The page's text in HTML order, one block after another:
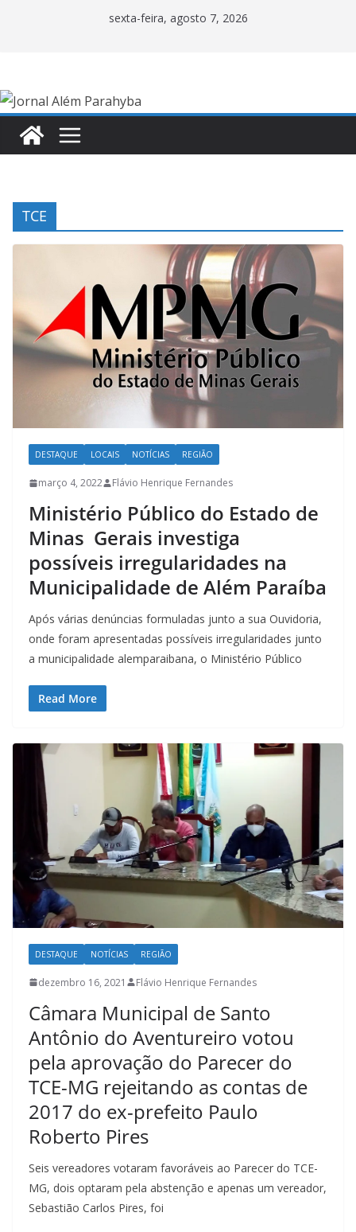
sexta-feira, agosto 7, 2026
TCE
DESTAQUE LOCAIS NOTÍCIAS REGIÃO
março 4, 2022 Flávio Henrique Fernandes
Ministério Público do Estado de
Minas Gerais investiga
possíveis irregularidades na
Municipalidade de Além Paraíba
Após várias denúncias formuladas junto a sua Ouvidoria,
onde foram apresentadas possíveis irregularidades junto
a municipalidade alemparaibana, o Ministério Público
Read More
DESTAQUE NOTÍCIAS REGIÃO
dezembro 16, 2021 Flávio Henrique Fernandes
Câmara Municipal de Santo
Antônio do Aventureiro votou
pela aprovação do Parecer do
TCE-MG rejeitando as contas de
2017 do ex-prefeito Paulo
Roberto Pires
Seis vereadores votaram favoráveis ao Parecer do TCE-
MG, dois optaram pela abstenção e apenas um vereador,
Sebastião Carlos Pires, foi